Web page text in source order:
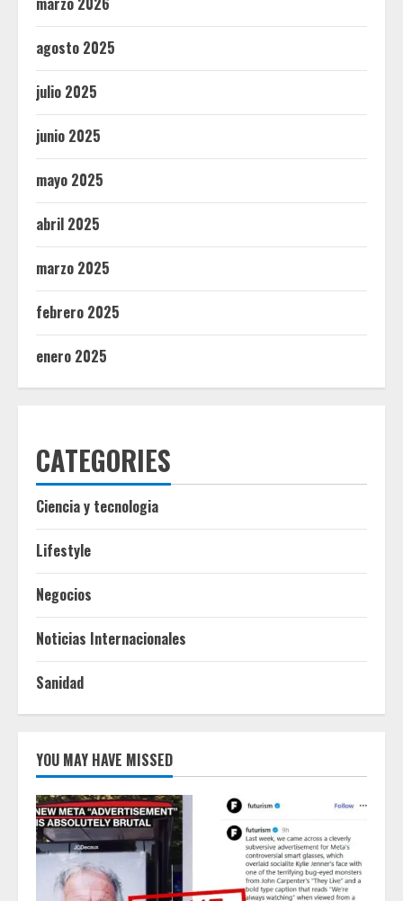
agosto 2025
julio 2025
junio 2025
mayo 2025
abril 2025
marzo 2025
febrero 2025
enero 2025
CATEGORIES
Ciencia y tecnologia
Lifestyle
Negocios
Noticias Internacionales
Sanidad
YOU MAY HAVE MISSED